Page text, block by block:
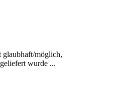
glaubhaft/möglich,
wurde ...